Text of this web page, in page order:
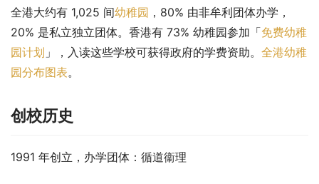
全港大约有 1,025 间幼稚园 ，80% 由非牟利团体办学，
20% 是私立独立团体。香港有 73% 幼稚园参加「免费幼稚
园计划 」，入读这些学校可获得政府的学费资助。 全港幼稚
园分布图表。
创校历史
1991 年创立，办学团体：循道衞理